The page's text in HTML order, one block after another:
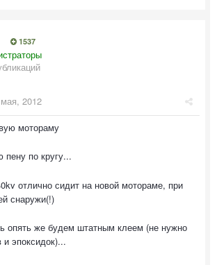
1537
2012
мотораму
по кругу...
отлично сидит на новой мотораме, при
снаружи(!)
опять же будем штатным клеем (не нужно
и эпоксидок)...